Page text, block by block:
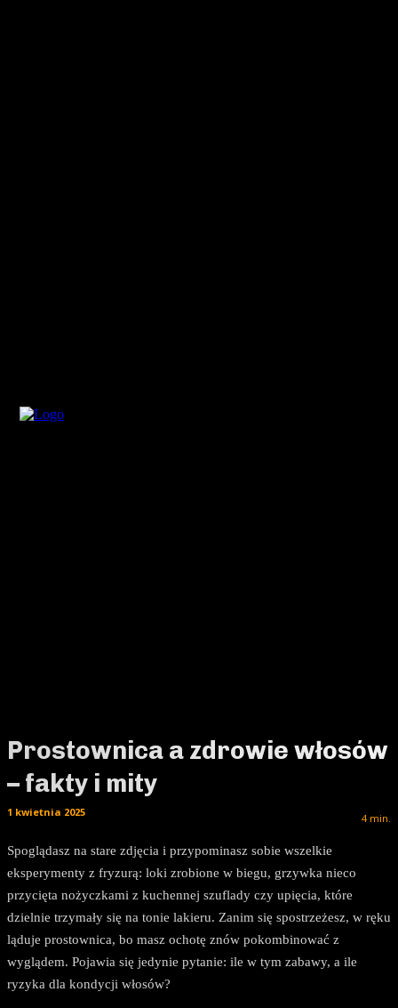
Prostownica a zdrowie włosów
– fakty i mity
4min.
1 kwietnia 2025
Spoglądasz na stare zdjęcia i przypominasz sobie wszelkie
eksperymenty z fryzurą: loki zrobione w biegu, grzywka nieco
przycięta nożyczkami z kuchennej szuflady czy upięcia, które
dzielnie trzymały się na tonie lakieru. Zanim się spostrzeżesz, w ręku
ląduje prostownica, bo masz ochotę znów pokombinować z
wyglądem. Pojawia się jedynie pytanie: ile w tym zabawy, a ile
ryzyka dla kondycji włosów?